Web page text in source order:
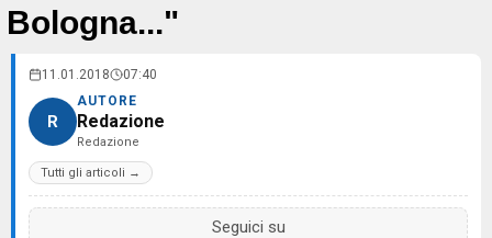
Bologna..."
11.01.2018 07:40
R
AUTORE
Redazione
Redazione
Tutti gli articoli →
Seguici su